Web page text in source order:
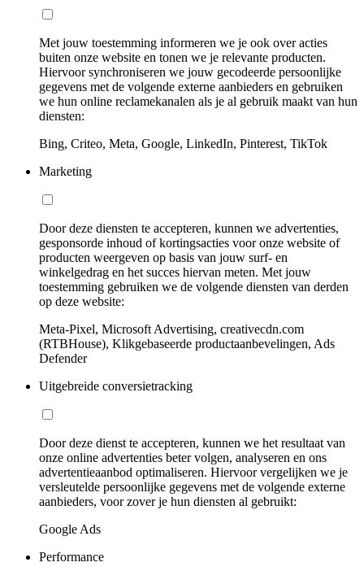
Met jouw toestemming informeren we je ook over acties
buiten onze website en tonen we je relevante producten.
Hiervoor synchroniseren we jouw gecodeerde persoonlijke
gegevens met de volgende externe aanbieders en gebruiken
we hun online reclamekanalen als je al gebruik maakt van hun
diensten:
Bing, Criteo, Meta, Google, LinkedIn, Pinterest, TikTok
Marketing
Door deze diensten te accepteren, kunnen we advertenties,
gesponsorde inhoud of kortingsacties voor onze website of
producten weergeven op basis van jouw surf- en
winkelgedrag en het succes hiervan meten. Met jouw
toestemming gebruiken we de volgende diensten van derden
op deze website:
Meta-Pixel, Microsoft Advertising, creativecdn.com
(RTBHouse), Klikgebaseerde productaanbevelingen, Ads
Defender
Uitgebreide conversietracking
Door deze dienst te accepteren, kunnen we het resultaat van
onze online advertenties beter volgen, analyseren en ons
advertentieaanbod optimaliseren. Hiervoor vergelijken we je
versleutelde persoonlijke gegevens met de volgende externe
aanbieders, voor zover je hun diensten al gebruikt:
Google Ads
Performance